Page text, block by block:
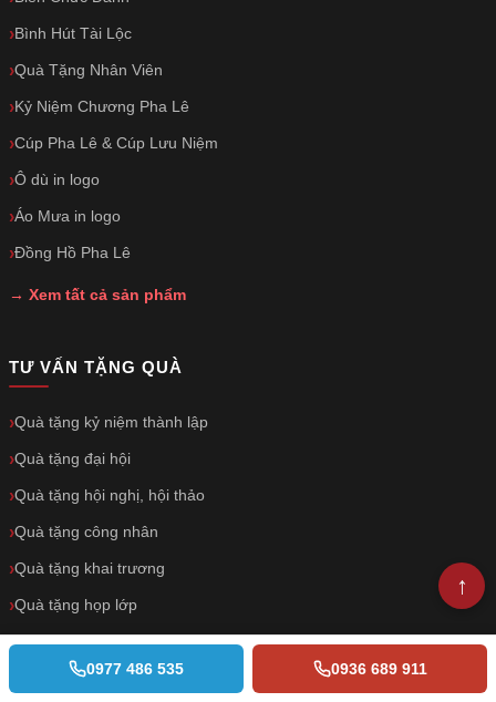
Bình Hút Tài Lộc
Quà Tặng Nhân Viên
Kỷ Niệm Chương Pha Lê
Cúp Pha Lê & Cúp Lưu Niệm
Ô dù in logo
Áo Mưa in logo
Đồng Hồ Pha Lê
→ Xem tất cả sản phẩm
TƯ VẤN TẶNG QUÀ
Quà tặng kỷ niệm thành lập
Quà tặng đại hội
Quà tặng hội nghị, hội thảo
Quà tặng công nhân
Quà tặng khai trương
Quà tặng họp lớp
Quà tặng Tết
Quà tặng khuyến mãi
0977 486 535 0936 689 911